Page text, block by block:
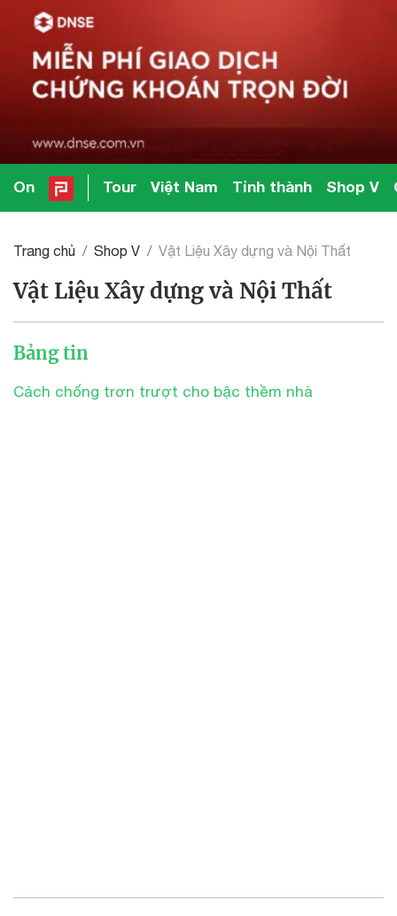
On Tour Việt Nam Tỉnh thành Shop V
Trang chủ Shop V Vật Liệu Xây dựng và Nội Thất
Vật Liệu Xây dựng và Nội Thất
Bảng tin
Cách chống trơn trượt cho bậc thềm nhà